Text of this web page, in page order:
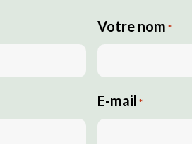
Votre nom *
E-mail *